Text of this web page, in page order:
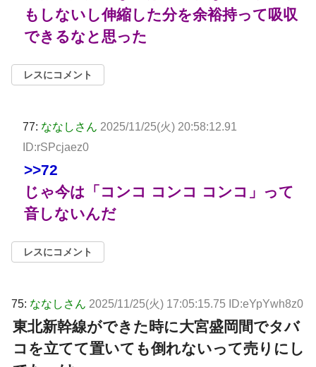
もしないし伸縮した分を余裕持って吸収
できるなと思った
レスにコメント
77: ななしさん 2025/11/25(火) 20:58:12.91
ID:rSPcjaez0
>>72
じゃ今は「コンコ コンコ コンコ」って
音しないんだ
レスにコメント
75: ななしさん 2025/11/25(火) 17:05:15.75 ID:eYpYwh8z0
東北新幹線ができた時に大宮盛岡間でタバ
コを立てて置いても倒れないって売りにし